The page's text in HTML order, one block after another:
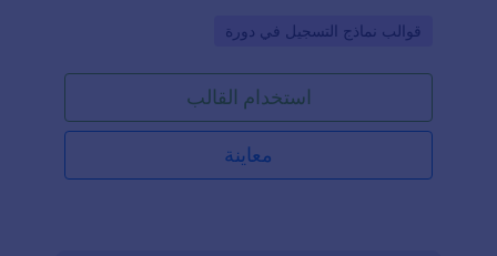
Go to Category:
قوالب نماذج التسجيل في دورة
استخدام القالب
معاينة